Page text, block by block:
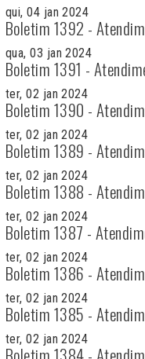
qui, 04 jan 2024
Boletim 1392 -
qua, 03 jan 2024
Boletim 1391 -
ter, 02 jan 2024
Boletim 1390 -
ter, 02 jan 2024
Boletim 1389 -
ter, 02 jan 2024
Boletim 1388 -
ter, 02 jan 2024
Boletim 1387 -
ter, 02 jan 2024
Boletim 1386 -
ter, 02 jan 2024
Boletim 1385 -
ter, 02 jan 2024